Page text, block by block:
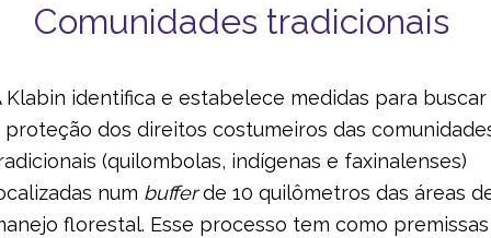
Comunidades tradicionais
Klabin identifica e estabelece medidas para buscar
proteção dos direitos costumeiros das
(quilombolas, indígenas e faxinalenses)
num bufferde 10 quilômetros das áreas
florestal. Esse processo tem como premissas